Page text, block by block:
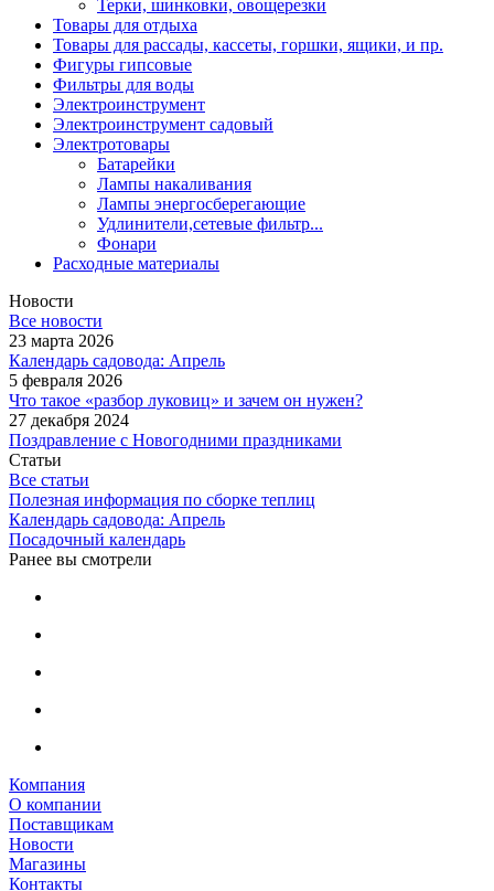
Терки, шинковки, овощерезки
Товары для отдыха
Товары для рассады, кассеты, горшки, ящики, и пр.
Фигуры гипсовые
Фильтры для воды
Электроинструмент
Электроинструмент садовый
Электротовары
Батарейки
Лампы накаливания
Лампы энергосберегающие
Удлинители,сетевые фильтр...
Фонари
Расходные материалы
Новости
Все новости
23 марта 2026
Календарь садовода: Апрель
5 февраля 2026
Что такое «разбор луковиц» и зачем он нужен?
27 декабря 2024
Поздравление с Новогодними праздниками
Статьи
Все статьи
Полезная информация по сборке теплиц
Календарь садовода: Апрель
Посадочный календарь
Ранее вы смотрели
Компания
О компании
Поставщикам
Новости
Магазины
Контакты